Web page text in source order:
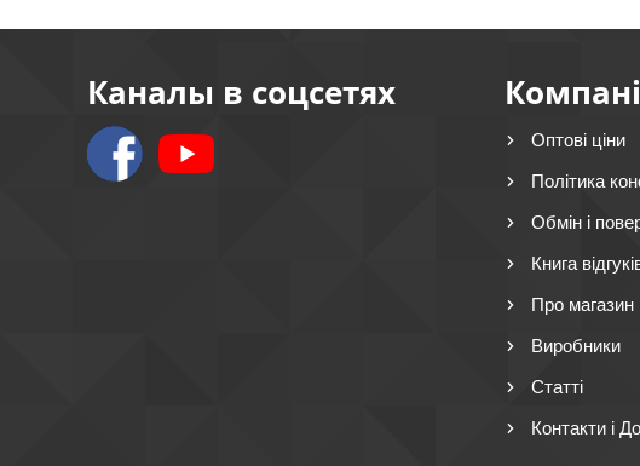
Каналы в соцсетях
Оптові ціни
Політика
Обмін і
Книга
Про магазин
Виробники
Статті
Контакти і